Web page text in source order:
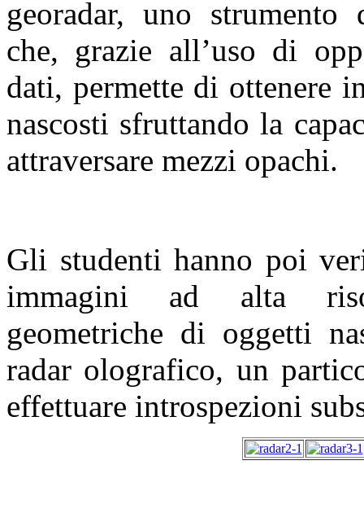
georadar, uno
che, grazie all’uso di
dati, permette di ottenere
nascosti sfruttando la
attraversare mezzi opachi.
Gli studenti hanno poi
immagini ad alta
geometriche di oggetti
radar olografico, un
effettuare introspezioni